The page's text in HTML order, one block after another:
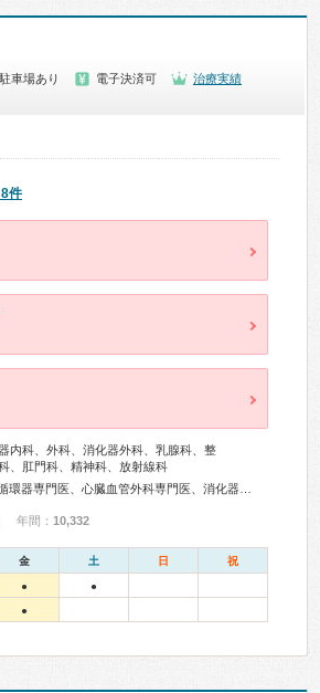
駐車場あり 電子決済可
治療実績
件
内科、外科、消化器外科、乳腺科、整
、肛門科、精神科、放射線科
間： 10,332
金 土 日 祝
● ●
●